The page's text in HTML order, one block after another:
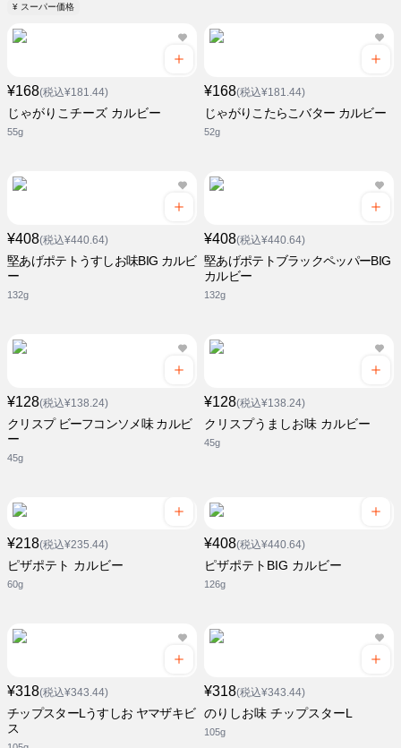
¥ スーパー価格
¥168(税込¥181.44)
じゃがりこチーズ カルビー
55g
¥168(税込¥181.44)
じゃがりこたらこバター カルビー
52g
¥408(税込¥440.64)
堅あげポテトうすしお味BIG カルビ
ー
132g
¥408(税込¥440.64)
堅あげポテトブラックペッパーBIG
カルビー
132g
¥128(税込¥138.24)
クリスプ ビーフコンソメ味 カルビ
ー
45g
¥128(税込¥138.24)
クリスプうましお味 カルビー
45g
¥218(税込¥235.44)
ピザポテト カルビー
60g
¥408(税込¥440.64)
ピザポテトBIG カルビー
126g
¥318(税込¥343.44)
チップスターLうすしお ヤマザキビ
ス
¥318(税込¥343.44)
のりしお味 チップスターL
105g